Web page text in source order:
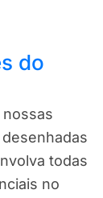
do
nossas
todas
no